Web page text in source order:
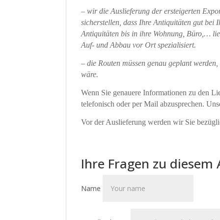
– wir die Auslieferung der ersteigerten
sicherstellen, dass Ihre Antiquitäten gut bei
Antiquitäten bis in ihre Wohnung, Büro,…
Auf- und Abbau vor Ort spezialisiert.
– die Routen müssen genau geplant
wäre.
Wenn Sie genauere Informationen zu den
telefonisch oder per Mail abzusprechen.
Vor der Auslieferung werden wir Sie
Ihre Fragen zu diesem
Name